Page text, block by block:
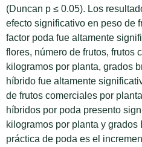
(Duncan p ≤ 0.05). Los
efecto significativo en peso de
factor poda fue altamente
flores, número de frutos, frutos
kilogramos por planta, grados
híbrido fue altamente
de frutos comerciales por
híbridos por poda presento
kilogramos por planta y
práctica de poda es el